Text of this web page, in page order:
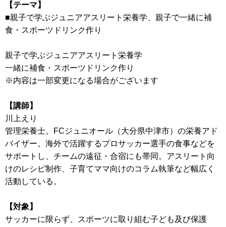
【テーマ】
■親子で学ぶジュニアアスリート栄養学、親子で一緒に補
食・スポーツドリンク作り
親子で学ぶジュニアアスリート栄養学
一緒に補食・スポーツドリンク作り
※内容は一部変更になる場合がございます
【講師】
川上えり
管理栄養士。FCジュニオール（大分県中津市）の栄養アド
バイザー。海外で活躍するプロサッカー選手の食事などを
サポートし、チームの遠征・合宿にも帯同。アスリート向
けのレシピ制作、子育てママ向けのコラム執筆など幅広く
活動している。
【対象】
サッカーに限らず、スポーツに取り組む子ども及び保護